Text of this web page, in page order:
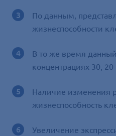
По данным,
жизнеспособности
В то же время данный
концентрациях 30,
Наличие изменения
жизнеспособность
Увеличение